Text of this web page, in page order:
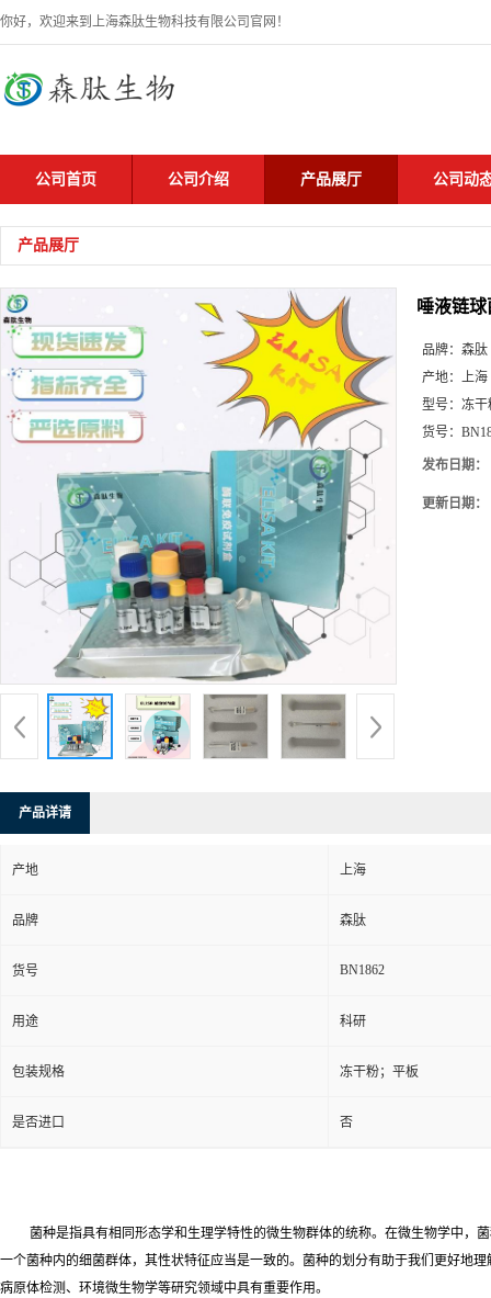
你好，欢迎来到上海森肽生物科技有限公司官网！
公司首页 公司介绍 产品展厅 公司动
产品展厅
唾液链球
品牌： 森肽
产地： 上海
型号： 冻干
货号：
发布日期：
更新日期：
产品详请
产地 上海
品牌 森肽
货号 BN1862
用途 科研
包装规格 冻干粉；平板
是否进口 否
菌种是指具有相同形态学和生理学特性的微生物群体的统称。在微生物学中，菌
一个菌种内的细菌群体，其性状特征应当是一致的。菌种的划分有助于我们更好地
病原体检测、环境微生物学等研究领域中具有重要作用。